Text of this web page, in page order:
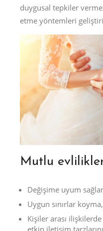
duygusal tepkiler
etme yöntemleri
Mutlu
Değişime uyum
Uygun sınırlar koyma,
Kişiler arası